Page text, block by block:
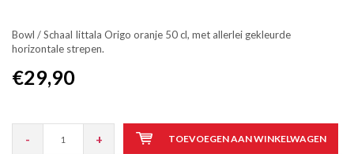
Bowl / Schaal Iittala Origo oranje 50 cl, met allerlei gekleurde
horizontale strepen.
€29,90
- + TOEVOEGEN AAN WINKELWAGEN